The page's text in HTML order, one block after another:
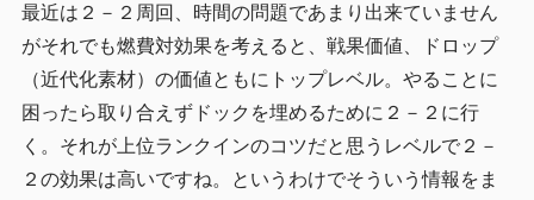
最近は２－２周回、時間の問題であまり出来ていません
がそれでも燃費対効果を考えると、戦果価値、ドロップ
（近代化素材）の価値ともにトップレベル。やることに
困ったら取り合えずドックを埋めるために２－２に行
く。それが上位ランクインのコツだと思うレベルで２－
２の効果は高いですね。というわけでそういう情報をま